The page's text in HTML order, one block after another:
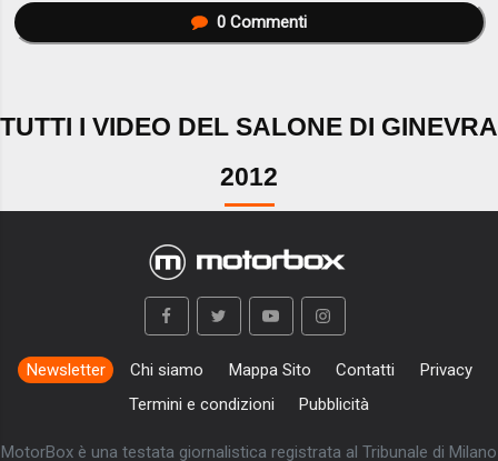
0Commenti
TUTTI I VIDEO DEL SALONE DI GINEVRA
2012
Newsletter Chi siamo Mappa Sito Contatti
Privacy
Termini e condizioni
Pubblicità
MotorBox è una testata giornalistica registrata al Tribunale di Milano